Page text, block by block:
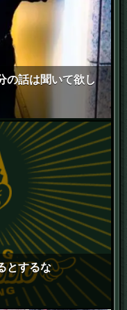
の話は聞いて欲し
とするな